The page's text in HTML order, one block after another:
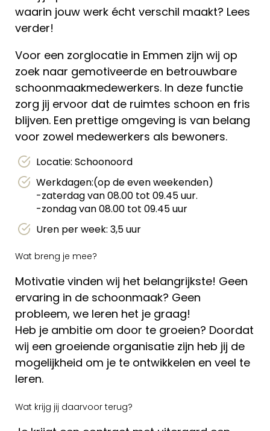
waarin jouw werk écht verschil maakt? Lees
verder!
Voor een zorglocatie in Emmen zijn wij op
zoek naar gemotiveerde en betrouwbare
schoonmaakmedewerkers. In deze functie
zorg jij ervoor dat de ruimtes schoon en fris
blijven. Een prettige omgeving is van belang
voor zowel medewerkers als bewoners.
Locatie: Schoonoord
Werkdagen:(op de even weekenden)
-zaterdag van 08.00 tot 09.45 uur.
-zondag van 08.00 tot 09.45 uur
Uren per week: 3,5 uur
Wat breng je mee?
Motivatie vinden wij het belangrijkste! Geen
ervaring in de schoonmaak? Geen
probleem, we leren het je graag!
Heb je ambitie om door te groeien? Doordat
wij een groeiende organisatie zijn heb jij de
mogelijkheid om je te ontwikkelen en veel te
leren.
Wat krijg jij daarvoor terug?